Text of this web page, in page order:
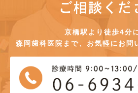
ご相談くだ
京橋駅より徒歩4分
森岡歯科医院まで、お気軽にお問